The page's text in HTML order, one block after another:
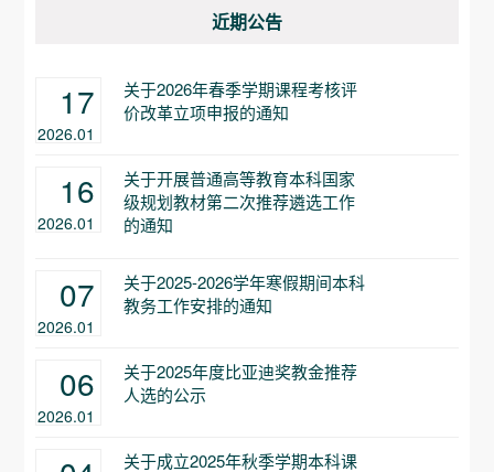
近期公告
17
2026.01
关于2026年春季学期课程考核评
价改革立项申报的通知
16
2026.01
关于开展普通高等教育本科国家
级规划教材第二次推荐遴选工作
的通知
07
2026.01
关于2025-2026学年寒假期间本科
教务工作安排的通知
06
2026.01
关于2025年度比亚迪奖教金推荐
人选的公示
关于成立2025年秋季学期本科课